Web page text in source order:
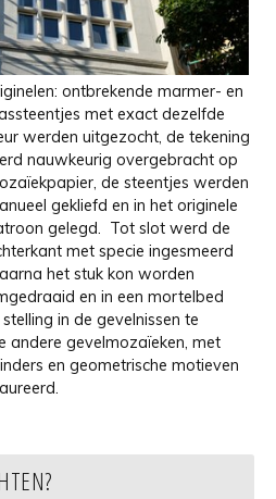
ontbrekende marmer- en
met exact dezelfde
werden uitgezocht, de tekening
nauwkeurig overgebracht op
de steentjes werden
gekliefd en in het originele
gelegd. Tot slot werd de
met specie ingesmeerd
het stuk kon worden
en in een mortelbed
in de gevelnissen te
andere gevelmozaïeken, met
en geometrische motieven